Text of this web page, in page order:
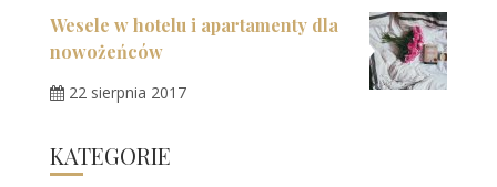
Wesele w hotelu i apartamenty dla
nowożeńców
22 sierpnia 2017
KATEGORIE